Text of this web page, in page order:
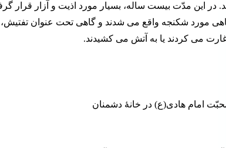
در این مدّت بیست ساله، بسیار مورد اذیت و آزار قرار
گاهی مورد شکنجه واقع می شدند و گاهی تحت عنوان
غارت می کردند یا به آتش می کشیدند.
امام هادی(ع) در خانۀ دشمنان